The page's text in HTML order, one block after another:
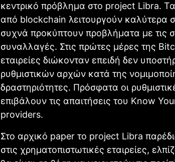
κεντρικό πρόβλημα στο project Libra.
από blockchain λειτουργούν καλύτερα
συχνά προκύπτουν προβλήματα με τις
συναλλαγές. Στις πρώτες μέρες της
εταιρείες διώκονταν επειδή δεν
ρυθμιστικών αρχών κατά της
δραστηριότητες. Πρόσφατα οι
επιβάλουν τις απαιτήσεις του Know
providers.
Στο αρχικό paper το project Libra
στις χρηματοπιστωτικές εταιρείες,